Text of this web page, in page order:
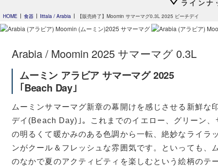
Teema
ラインナ
HOME 食器 Iittala / Arabia 【販売終了】Moomin サマーマグ0.3L 2025 ビーチデイ
Arabia / Moomin 2025 サマーマグ 0.3L
ムーミン アラビア サマーマグ 2025
｢Beach Day｣
ムーミンサマーマグ新章の幕開けを感じさせる新鮮な
デイ(Beach Day)｣。これまでのイエロー、グリーン、
の明るくて暖かみのある色調から一転、絶妙なライラ
ンがクール＆フレッシュな雰囲気です。といっても、
のなかで夏のアクティビティを楽しむという絵柄のテ